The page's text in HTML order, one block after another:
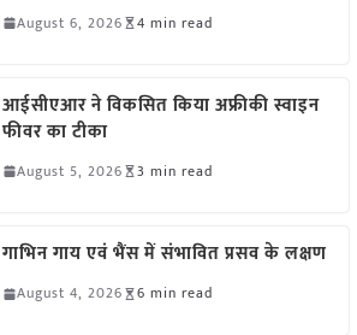
August 6, 2026 4 min read
आईसीएआर ने विकसित किया अफ्रीकी स्वाइन
फीवर का टीका
August 5, 2026 3 min read
गाभिन गाय एवं भैंस में संभावित प्रसव के लक्षण
August 4, 2026 6 min read